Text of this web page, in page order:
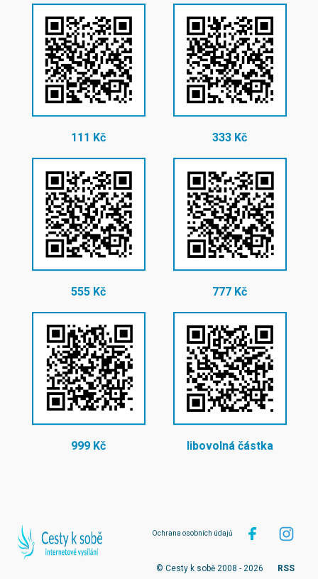
111 Kč 333 Kč
555 Kč 777 Kč
999 Kč libovolná částka
Ochrana osobních údajů
© Cesty k sobě 2008 - 2026 RSS